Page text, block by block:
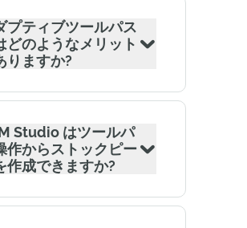
プティブツールパス
どのようなメリット
りますか?
Studio はツールパ
作からストックピー
作成できますか?